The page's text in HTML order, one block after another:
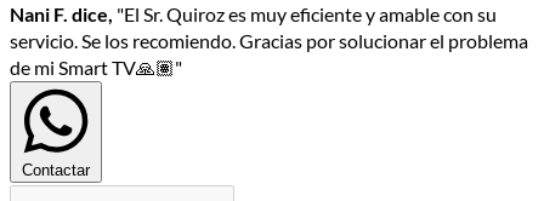
Nani F. dice, "El Sr. Quiroz es muy eficiente y amable con su
servicio. Se los recomiendo. Gracias por solucionar el problema
de mi Smart TV🙏🏽"
Contactar